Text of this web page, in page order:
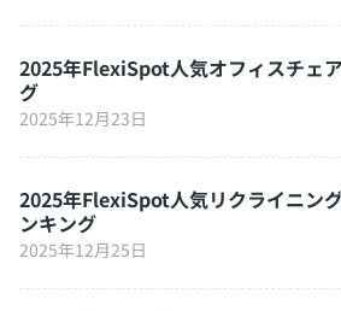
2025年FlexiSpot人気オフィスチェ
グ
2025年12月23日
2025年FlexiSpot人気リクライニン
ンキング
2025年12月25日